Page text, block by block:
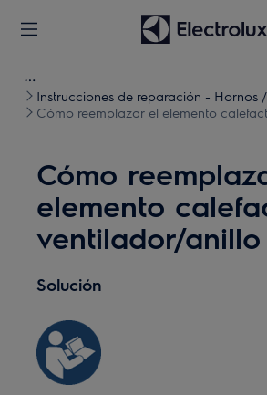
Instrucciones de reparación - Hornos
Cómo reemplazar el elemento
Cómo
elemento
ventilador/anillo
Solución